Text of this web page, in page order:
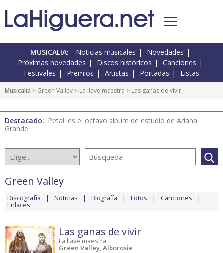
MUSICALIA: Noticias musicales
Novedades
Próximas novedades
Discos históricos
Canciones
Festivales
Premios Artistas Portadas Listas
Musicalia > Green Valley > La llave maestra > Las ganas de vivir
Destacado: 'Petal' es el octavo álbum de estudio de Ariana
Grande
Green Valley
Discografía Noticias Biografía Fotos Canciones
Enlaces
Las ganas de vivir
La llave maestra
Green Valley,Alborosie